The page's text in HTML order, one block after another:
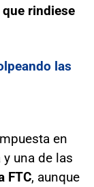
rindiese
las
en
una de las
FTC, aunque